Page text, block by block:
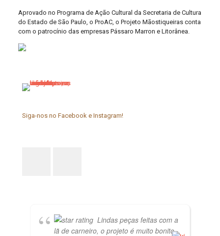
Aprovado no Programa de Ação Cultural da Secretaria de Cultura
do Estado de São Paulo, o ProAC, o Projeto Mãostiqueiras conta
com o patrocínio das empresas Pássaro Marron e Litorânea.
Siga-nos no Facebook e Instagram!
Lindas peças feitas com a
lã de carneiro, o projeto é muito bonito